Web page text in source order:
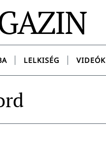
LELKISÉG VIDEÓK